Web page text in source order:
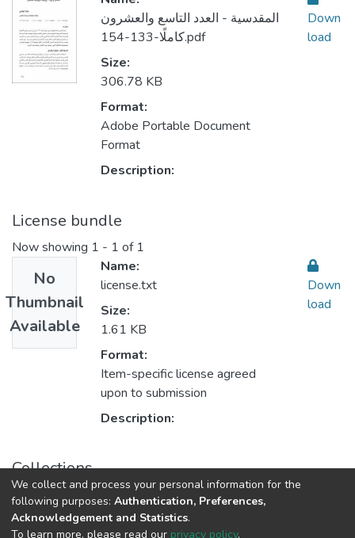
المقدسية - العدد التاسع والعشرون
كاملًا-133-154.pdf
Size:
306.78 KB
Format:
Adobe Portable Document
Format
Description:
Down
load
License bundle
Now showing 1 - 1 of 1
No
Thumbnail
Available
Name:
license.txt
Size:
1.61 KB
Format:
Item-specific license agreed
upon to submission
Description:
Down
load
Collections
العدد التاسع والعشرون .29
We collect and process your personal information for the
following purposes: Authentication, Preferences,
Acknowledgement and Statistics.
To learn more, please read our privacy policy.